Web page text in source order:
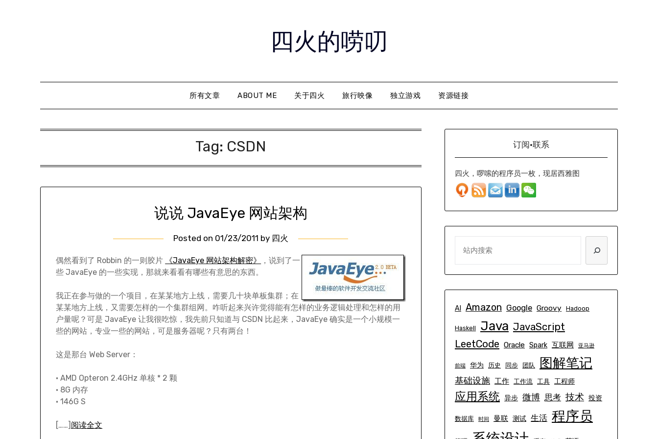
四火的唠叨
所有文章 ABOUT ME 关于四火 旅行映像 独立游戏 资源链接
Tag: CSDN
说说 JavaEye 网站架构
Posted on 01/23/2011 by 四火
偶然看到了 Robbin 的一则胶片 《JavaEye 网站架构解密》
，说到了一
些 JavaEye 的一些实现，那就来看看有哪些有意思的东西。
我正在参与做的一个项目，在某某地方上线，需要几十块单板集群；在
某某地方上线，又需要怎样的一个集群组网。咋听起来兴许觉得能有怎样的业务逻辑处理和怎样的用
户量呢？可是 JavaEye 让我很吃惊，我先前只知道与 CSDN 比起来，JavaEye 确实是一个小规模一
些的网站，专业一些的网站，可是服务器呢？只有两台！
这是那台 Web Server：
• AMD Opteron 2.4GHz 单核 * 2 颗
• 8G 内存
• 146G S
[……] 阅读全文
订阅·联系
四火，啰嗦的程序员一枚，现居西雅图
AI Amazon Google Groovy Hadoop
Haskell Java JavaScript
LeetCode Oracle Spark 互联网 亚马逊
前端 华为 历史 同步 团队 图解笔记
基础设施 工作 工作流 工具 工程师
应用系统 异步 微博 思考 技术 投资
数据库 时间 曼联 测试 生活 程序员